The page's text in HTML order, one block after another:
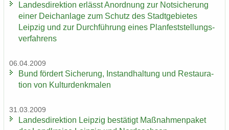
Lan­des­di­rek­ti­on er­lässt An­ord­nung zur Not­si­che­rung
einer Deich­an­la­ge zum Schutz des Stadt­ge­bie­tes
Leip­zig und zur Durch­füh­rung eines Plan­fest­stel­lungs­
ver­fah­rens
06.04.2009
Bund för­dert Si­che­rung, In­stand­hal­tung und Re­stau­ra­
ti­on von Kul­tur­denk­ma­len
31.03.2009
Lan­des­di­rek­ti­on Leip­zig be­stä­tigt Maß­nah­men­pa­ket